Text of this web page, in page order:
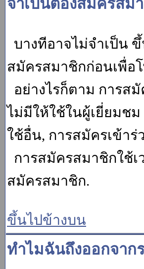
จำเป็นต้องสมัครสม
บางทีอาจไม่จำเป็น
สมัครสมาชิกก่อนเพื่อ
อย่างไรก็ตาม การ
ไม่มีให้ใช้ในผู้เยี่ยมชม
ใช้อื่น, การสมัครเข้า
การสมัครสมาชิกใช้
สมัครสมาชิก.
ขึ้นไปข้างบน
ทำไมฉันถึงออกจาก